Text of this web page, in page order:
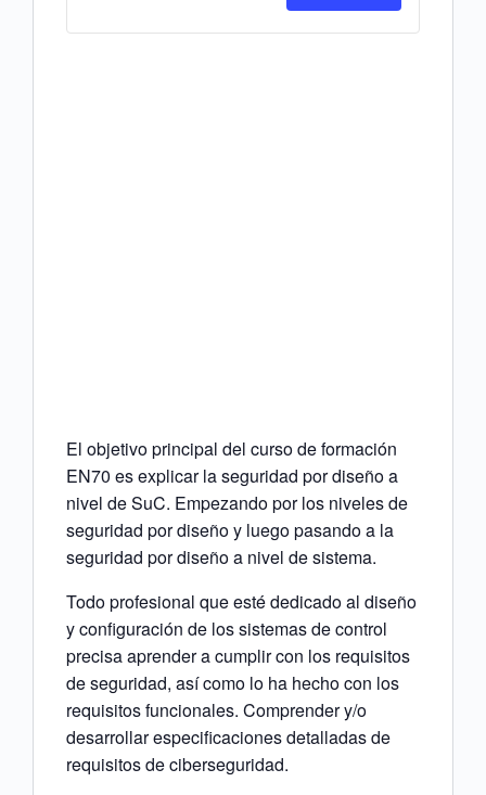
EN70EN70
El objetivo principal del curso de formación
EN70 es explicar la seguridad por diseño a
nivel de SuC. Empezando por los niveles de
seguridad por diseño y luego pasando a la
seguridad por diseño a nivel de sistema.
Todo profesional que esté dedicado al diseño
y configuración de los sistemas de control
precisa aprender a cumplir con los requisitos
de seguridad, así como lo ha hecho con los
requisitos funcionales. Comprender y/o
desarrollar especificaciones detalladas de
requisitos de ciberseguridad.